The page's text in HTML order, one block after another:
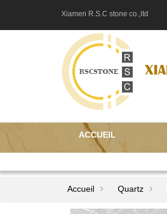
Xiamen R.S.C stone co.,ltd
ACCUEIL
Accueil Quartz